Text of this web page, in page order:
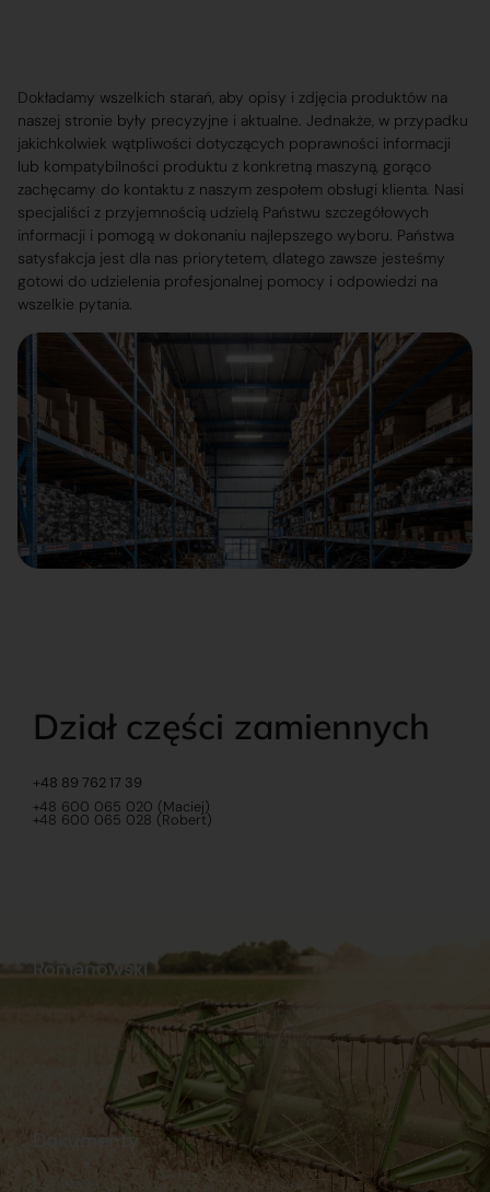
Dokładamy wszelkich starań, aby opisy i zdjęcia produktów na
naszej stronie były precyzyjne i aktualne. Jednakże, w przypadku
jakichkolwiek wątpliwości dotyczących poprawności informacji
lub kompatybilności produktu z konkretną maszyną, gorąco
zachęcamy do kontaktu z naszym zespołem obsługi klienta. Nasi
specjaliści z przyjemnością udzielą Państwu szczegółowych
informacji i pomogą w dokonaniu najlepszego wyboru. Państwa
satysfakcja jest dla nas priorytetem, dlatego zawsze jesteśmy
gotowi do udzielenia profesjonalnej pomocy i odpowiedzi na
wszelkie pytania.
Dział części zamiennych
+48 89 762 17 39
+48 600 065 020 (Maciej)
+48 600 065 028 (Robert)
Dokumenty
Regulamin Dostawy
Romanowski
Sklep internetowy
Praca
Ubezpieczenia